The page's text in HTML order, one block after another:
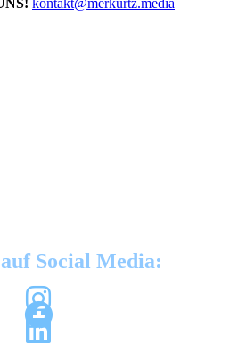
Social Media: